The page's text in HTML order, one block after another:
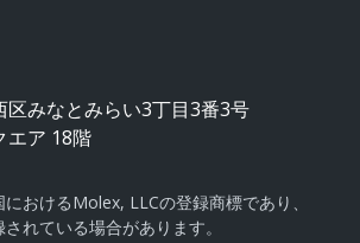
区みなとみらい3丁目3番3号
エア 18階
おけるMolex, LLCの登録商標であり、
れている場合があります。